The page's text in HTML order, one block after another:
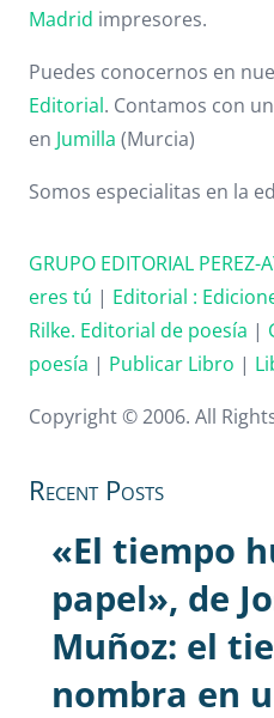
Madrid impresores.
Puedes conocernos en
Editorial. Contamos con
en Jumilla (Murcia)
Somos especialitas en la
GRUPO EDITORIAL PEREZ-
eres tú | Editorial :
Rilke. Editorial de poesía |
poesía | Publicar Libro |
Copyright © 2006. All
Recent Posts
«El tiempo
papel», de
Muñoz: el
nombra en